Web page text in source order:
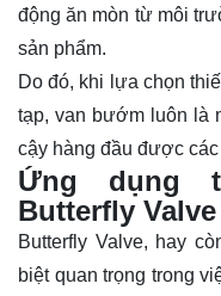
động ăn mòn từ môi
sản phẩm.
Do đó, khi lựa chọn
tạp, van bướm luôn là
cậy hàng đầu được
Ứng dụng
Butterfly Valve
Butterfly Valve, hay
biệt quan trọng trong